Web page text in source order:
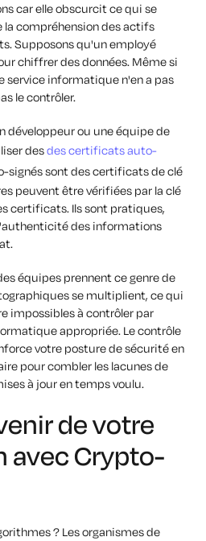
car elle obscurcit ce qui se
compréhension des actifs
Supposons qu'un employé
chiffrer des données. Même si
service informatique n'en a pas
le contrôler.
développeur ou une équipe de
desdes certificats auto-
signés sont des certificats de clé
peuvent être vérifiées par la clé
certificats. Ils sont pratiques,
des informations
équipes prennent ce genre de
se multiplient, ce qui
impossibles à contrôler par
appropriée. Le contrôle
votre posture de sécurité en
pour combler les lacunes de
à jour en temps voulu.
de votre
avec Crypto-
? Les organismes de